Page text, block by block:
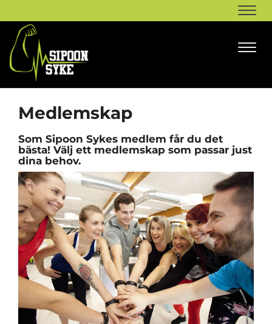
Medlemskap
Som Sipoon Sykes medlem får du det
bästa! Välj ett medlemskap som passar just
dina behov.